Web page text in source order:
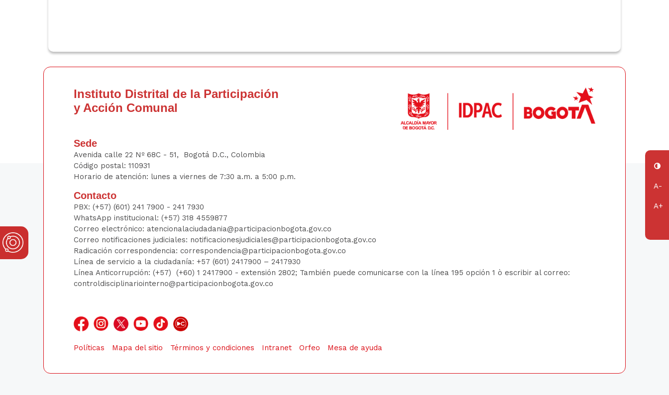
Instituto Distrital de la Participación
y Acción Comunal
Sede
Avenida calle 22 Nº 68C - 51, Bogotá D.C., Colombia
Código postal: 110931
Horario de atención: lunes a viernes de 7:30 a.m. a 5:00 p.m.
Contacto
PBX: (+57) (601) 241 7900 - 241 7930
WhatsApp institucional: (+57) 318 4559877
Correo electrónico: atencionalaciudadania@participacionbogota.gov.co
Correo notificaciones judiciales: notificacionesjudiciales@participacionbogota.gov.co
Radicación correspondencia: correspondencia@participacionbogota.gov.co
Línea de servicio a la ciudadanía: +57 (601) 2417900 – 2417930
Línea Anticorrupción: (+57)
(+60) 1 2417900 - extensión 2802; También puede comunicarse con la línea 195 opción 1 ò escribir al correo:
controldisciplinariointerno@participacionbogota.gov.co
Políticas Mapa del sitio Términos y condiciones Intranet Orfeo Mesa de ayuda